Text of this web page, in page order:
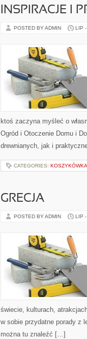
INSPIRACJE I
POSTED BY ADMIN LIP
ktoś zaczyna myśleć o
Ogród i Otoczenie Domu i
drewnianych, jak i
CATEGORIES: KOSZYKÓWKA
GRECJA
POSTED BY ADMIN LIP
świecie, kulturach,
w sobie przydatne porady z
można tu znaleźć […]